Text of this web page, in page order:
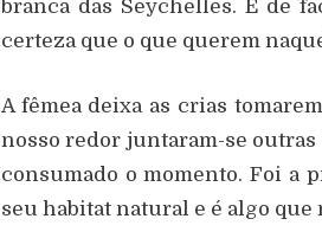
branca das Seychelles. E de
certeza que o que querem
A fêmea deixa as crias
nosso redor juntaram-se outras
consumado o momento. Foi a
seu habitat natural e é algo que